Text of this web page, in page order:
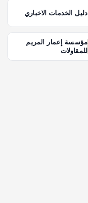
دليل الخدمات الاخباري
مؤسسة إعمار المريم
للمقاولات